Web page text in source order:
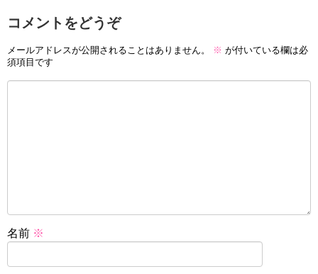
コメントをどうぞ
メールアドレスが公開されることはありません。 ※ が付いている欄は必
須項目です
名前 ※